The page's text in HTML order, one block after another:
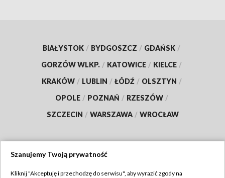
BIAŁYSTOK / BYDGOSZCZ / GDAŃSK /
GORZÓW WLKP. / KATOWICE / KIELCE /
KRAKÓW / LUBLIN / ŁÓDŹ / OLSZTYN /
OPOLE / POZNAŃ / RZESZÓW /
SZCZECIN / WARSZAWA / WROCŁAW
Szanujemy Twoją prywatność
Kliknij "Akceptuję i przechodzę do serwisu", aby wyrazić zgody na